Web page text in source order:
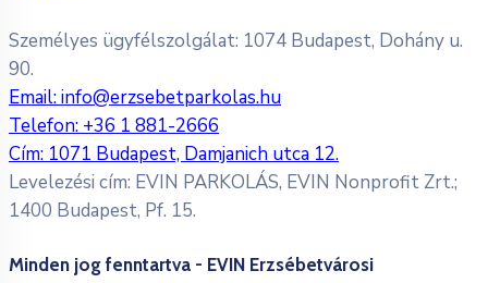
Személyes ügyfélszolgálat: 1074 Budapest, Dohány u.
90.
Email:info@erzsebetparkolas.hu
Telefon: +36 1 881-2666
Cím: 1071 Budapest, Damjanich utca 12.
Levelezési cím: EVIN PARKOLÁS, EVIN Nonprofit Zrt.;
1400 Budapest, Pf. 15.
Minden jog fenntartva - EVIN Erzsébetvárosi